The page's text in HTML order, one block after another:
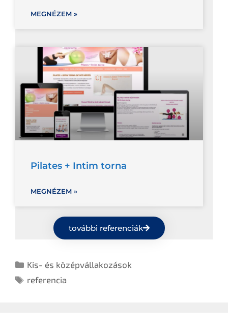
MEGNÉZEM »
Pilates + Intim torna
MEGNÉZEM »
további referenciák
Kis- és középvállakozások
referencia